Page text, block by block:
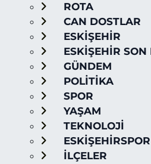
ROTA
CAN DOSTLAR
ESKİŞEHİR
ESKİŞEHİR
GÜNDEM
POLİTİKA
SPOR
YAŞAM
TEKNOLOJİ
ESKİŞEHİRSPOR
İLÇELER